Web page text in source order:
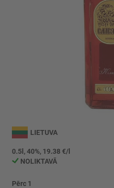
uz
galerijas
sākumu
LIETUVA
0.5l, 40%, 19.38 €/l
NOLIKTAVĀ
Pērc 1